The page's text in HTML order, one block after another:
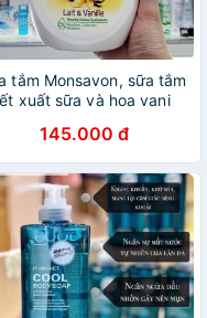
tắm Monsavon, sữa tắm
xuất sữa và hoa vani
145.000 đ